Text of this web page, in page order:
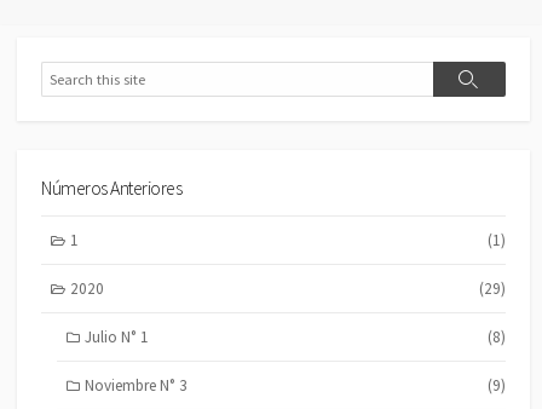
Search
Search
Números Anteriores
1 (1)
2020 (29)
Julio N° 1 (8)
Noviembre N° 3 (9)